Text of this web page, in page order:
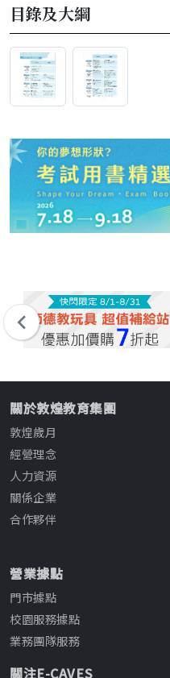
目錄及大綱
關於敦煌教育集團
敦煌歲月
經營理念
人力資源
關係企業
合作夥伴
營業據點
門市據點
校園服務據點
業務團隊服務
關注E-CAVES